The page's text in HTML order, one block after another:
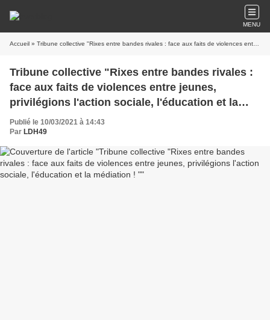
MENU
Accueil » Tribune collective "Rixes entre bandes rivales : face aux faits de violences entre jeunes, privilégions l'action sociale, l'éducation et la médiation ! "
Tribune collective "Rixes entre bandes rivales :
face aux faits de violences entre jeunes,
privilégions l'action sociale, l'éducation et la
médiation ! "
Publié le 10/03/2021 à 14:43
Par LDH49